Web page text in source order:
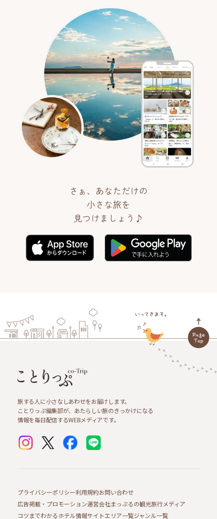
さぁ、あなただけの
小さな旅を
見つけましょう♪
旅する人に小さなしあわせをお届けします。
ことりっぷ編集部が、あたらしい旅のきっかけになる
情報を毎日配信するWEBメディアです。
プライバシーポリシー利用規約お問い合わせ
広告掲載・プロモーション運営会社まっぷるの観光旅行メディア
コツまでわかるホテル情報サイトエリア一覧ジャンル一覧